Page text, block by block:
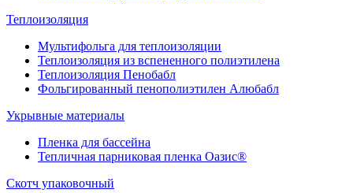
Теплоизоляция
Мультифольга для теплоизоляции
Теплоизоляция из вспененного полиэтилена
Теплоизоляция Пенобабл
Фольгированный пенополиэтилен Алюбабл
Укрывные материалы
Пленка для бассейна
Тепличная парниковая пленка Оазис®
Скотч упаковочный